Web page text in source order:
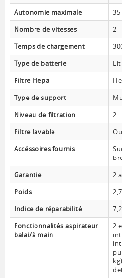
Autonomie maximale
35
Nombre de vitesses
2
Temps de chargement
Type de batterie
Filtre Hepa
Type de support
Niveau de filtration
2
Filtre lavable
Accéssoires fournis
Garantie
2
Poids
Indice de réparabilité
Fonctionnalités aspirateur
balai/à main
2